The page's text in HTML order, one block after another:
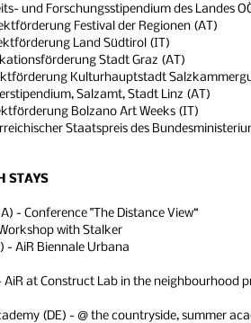
und Forschungsstipendium des Landes
Festival der Regionen (AT)
Land Südtirol (IT)
Stadt Graz (AT)
Kulturhauptstadt
Salzamt, Stadt Linz (AT)
Bolzano Art Weeks (IT)
Staatspreis des
STAYS
- Conference "The Distance View“
with Stalker
- AiR Biennale Urbana
AiR at Construct Lab in the neighbourhood
(DE) - @ the countryside, summer